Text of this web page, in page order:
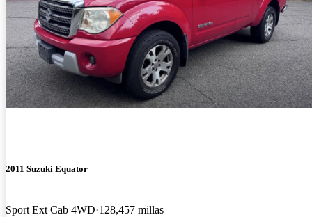
2011 Suzuki Equator
Sport Ext Cab 4WD 128,457 millas